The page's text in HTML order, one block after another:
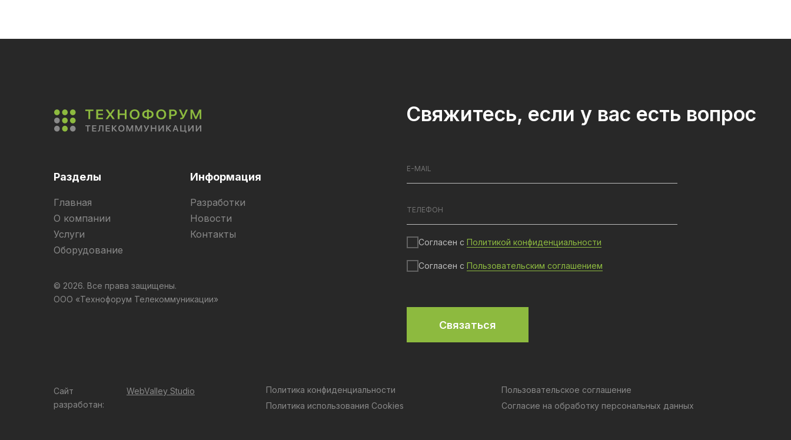
Разделы Информация
Главная
О компании
Услуги
Оборудование
Разработки
Новости
Контакты
Политика использования Cookies Согласие на обработку персональных данных
Пользовательское соглашение
Политика конфиденциальности
© 2026. Все права защищены.
ООО «Технофорум Телекоммуникации»
Сайт
разработан:
Согласен с Политикой конфиденциальности
Согласен с Пользовательским соглашением
Связаться
Свяжитесь, если у вас есть вопрос
WebValley Studio